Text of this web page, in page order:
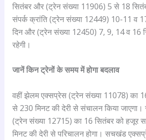
सितंबर और (ट्रेन संख्या 11906) 5 से 18
संपर्क क्रांति (ट्रेन संख्या 12449) 10-11 व
दिन और (ट्रेन संख्या 12450) 7, 9, 14 व 16
रहेगी।
जानें किन ट्रेनों के समय में होगा बदलाव
वहीं झेलम एक्सप्रेस (ट्रेन संख्या 11078) का
से 230 मिनट की देरी से संचालन किया
(ट्रेन संख्या 12715) का 16 सितंबर को हजूर
मिनट की देरी से परिचालन होगा। सचखंड